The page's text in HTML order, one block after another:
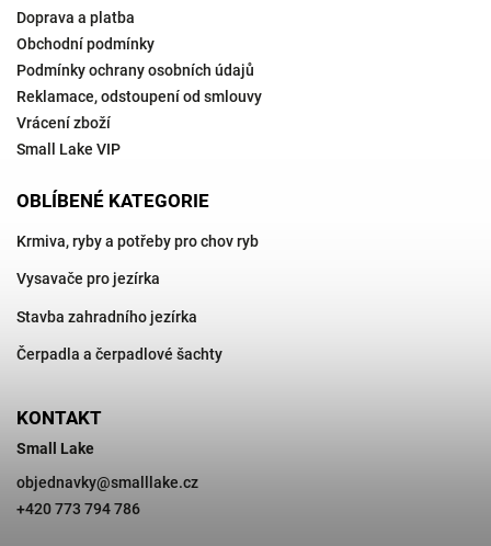
Doprava a platba
Obchodní podmínky
Podmínky ochrany osobních údajů
Reklamace, odstoupení od smlouvy
Vrácení zboží
Small Lake VIP
OBLÍBENÉ KATEGORIE
Krmiva, ryby a potřeby pro chov ryb
Vysavače pro jezírka
Stavba zahradního jezírka
Čerpadla a čerpadlové šachty
KONTAKT
Small Lake
objednavky@smalllake.cz
+420 773 794 786